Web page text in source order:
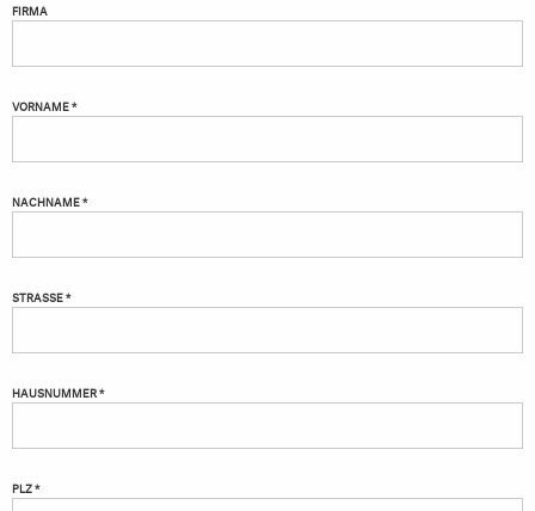
FIRMA
VORNAME *
NACHNAME *
STRASSE *
HAUSNUMMER *
PLZ *